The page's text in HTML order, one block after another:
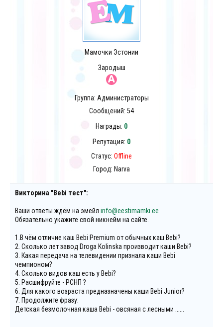
Мамочки Эстонии
Зародыш
Группа: Администраторы
Сообщений: 54
Награды: 0
Репутация: 0
Статус: Offline
Город: Narva
Викторина "Bebi тест":
Ваши ответы ждём на эмейл info@eestimamki.ee
Обязательно укажите свой никнейм на сайте.
1.В чём отличие каш Bebi Premium от обычных каш Bebi?
2. Сколько лет завод Droga Kolinska производит каши Bebi?
3. Какая передача на телевидении признала каши Bebi
чемпионом?
4. Сколько видов каш есть у Bebi?
5. Расшифруйте - РСНП ?
6. Для какого возраста предназначены каши Bebi Junior?
7. Продолжите фразу:
Детская безмолочная каша Bebi - овсяная с лесными ......